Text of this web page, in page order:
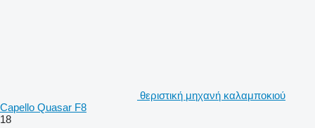
θεριστική μηχανή καλαμποκιού
Capello Quasar F8
18